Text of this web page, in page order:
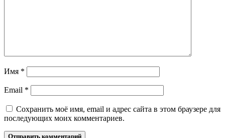
Имя *
Email *
Сохранить моё имя, email и адрес сайта в этом браузере для
последующих моих комментариев.